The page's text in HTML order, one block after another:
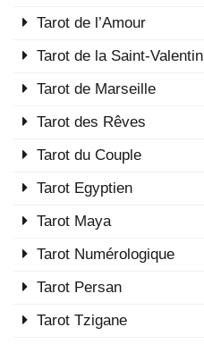
Tarot de l’Amour
Tarot de la Saint-Valentin
Tarot de Marseille
Tarot des Rêves
Tarot du Couple
Tarot Egyptien
Tarot Maya
Tarot Numérologique
Tarot Persan
Tarot Tzigane